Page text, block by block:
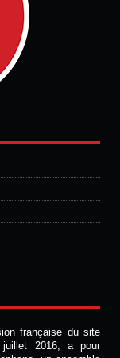
française du site
juillet 2016, a pour